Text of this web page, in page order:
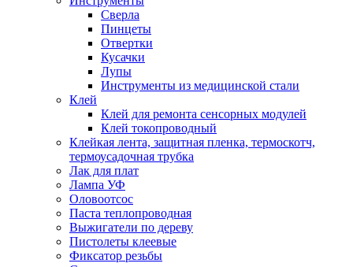
Сверла
Пинцеты
Отвертки
Кусачки
Лупы
Инструменты из медицинской стали
Клей
Клей для ремонта сенсорных модулей
Клей токопроводный
Клейкая лента, защитная пленка, термоскотч,
термоусадочная трубка
Лак для плат
Лампа УФ
Оловоотсос
Паста теплопроводная
Выжигатели по дереву
Пистолеты клеевые
Фиксатор резьбы